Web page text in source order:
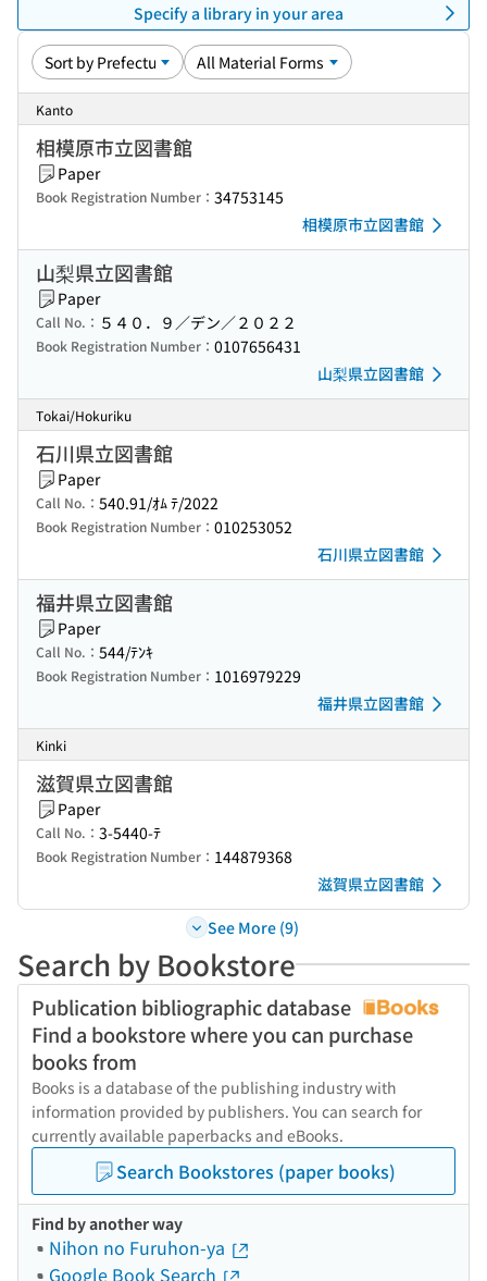
Specify a library in your area
Kanto
相模原市立図書館
Paper
Book Registration Number： 34753145
相模原市立図書館
山梨県立図書館
Paper
Call No.： ５４０．９／デン／２０２２
Book Registration Number： 0107656431
山梨県立図書館
Tokai/Hokuriku
石川県立図書館
Paper
Call No.： 540.91/ｵﾑ ﾃ/2022
Book Registration Number： 010253052
石川県立図書館
福井県立図書館
Paper
Call No.： 544/ﾃﾝｷ
Book Registration Number： 1016979229
福井県立図書館
Kinki
滋賀県立図書館
Paper
Call No.： 3-5440-ﾃ
Book Registration Number： 144879368
滋賀県立図書館
See More (9)
Search by Bookstore
Publication bibliographic database
Find a bookstore where you can purchase
books from
Books is a database of the publishing industry with
information provided by publishers. You can search for
currently available paperbacks and eBooks.
Search Bookstores (paper books)
Find by another way
Nihon no Furuhon-ya
Google Book Search